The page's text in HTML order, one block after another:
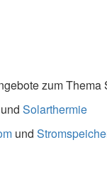
zum
und Solarthermie
und